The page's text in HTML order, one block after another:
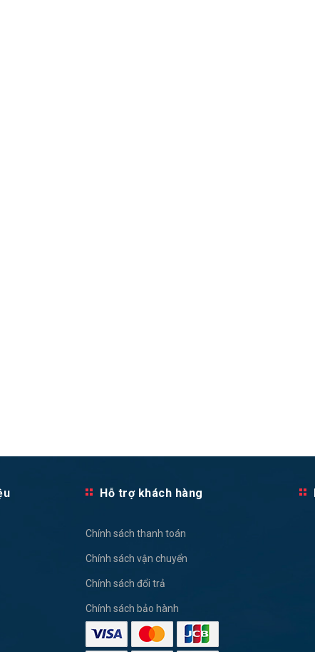
Hỗ trợ khách hàng
Chính sách thanh toán
Chính sách vận chuyển
Chính sách đổi trả
Chính sách bảo hành